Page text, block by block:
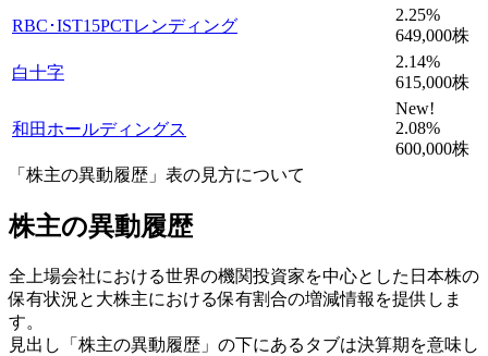
RBC･IST15PCTレンディング
2.25%
649,000株
白十字
2.14%
615,000株
和田ホールディングス
New!
2.08%
600,000株
「株主の異動履歴」表の見方について
株主の異動履歴
全上場会社における世界の機関投資家を中心とした日本株の
保有状況と大株主における保有割合の増減情報を提供しま
す。
見出し「株主の異動履歴」の下にあるタブは決算期を意味し